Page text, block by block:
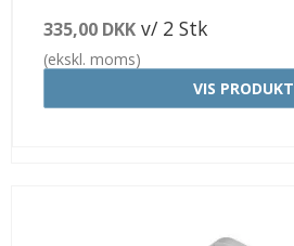
335,00 DKK v/ 2 Stk
(ekskl. moms)
VIS PRODUKT